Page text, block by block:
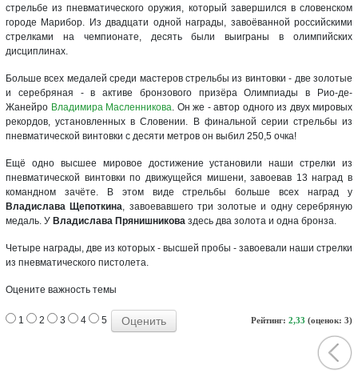
стрельбе из пневматического оружия, который завершился в словенском
городе Марибор. Из двадцати одной награды, завоёванной российскими
стрелками на чемпионате, десять были выиграны в олимпийских
дисциплинах.
Больше всех медалей среди мастеров стрельбы из винтовки - две золотые
и серебряная - в активе бронзового призёра Олимпиады в Рио-де-
Жанейро Владимира Масленникова. Он же - автор одного из двух мировых
рекордов, установленных в Словении. В финальной серии стрельбы из
пневматической винтовки с десяти метров он выбил 250,5 очка!
Ещё одно высшее мировое достижение установили наши стрелки из
пневматической винтовки по движущейся мишени, завоевав 13 наград в
командном зачёте. В этом виде стрельбы больше всех наград у
Владислава Щепоткина, завоевавшего три золотые и одну серебряную
медаль. У Владислава Прянишникова здесь два золота и одна бронза.
Четыре награды, две из которых - высшей пробы - завоевали наши стрелки
из пневматического пистолета.
Оцените важность темы
Рейтинг: 2,33 (оценок: 3)
1 2 3 4 5